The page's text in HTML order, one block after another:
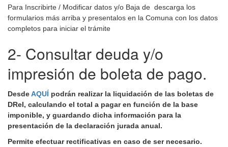
Para Inscribirte / Modificar datos y/o Baja de descarga los
formularios más arriba y presentalos en la Comuna con los datos
completos para iniciar el trámite
2- Consultar deuda y/o
impresión de boleta de pago.
DesdeAQUÍ podrán realizar la liquidación de las boletas de
DReI, calculando el total a pagar en función de la base
imponible, y guardando dicha información para la
presentación de la declaración jurada anual.
Permite efectuar rectificativas en caso de ser necesario.